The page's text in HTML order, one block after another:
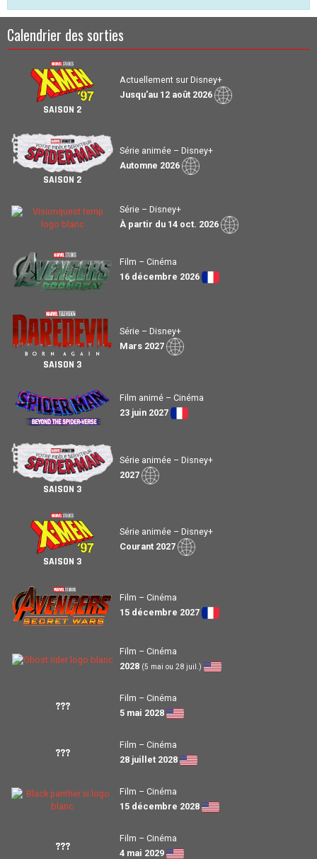
Raccoon,Dave Bautistadans le rôle deDrax,Vin
Dieseldans le rôle de
Cumberbatchdans le rôle deDocteur
Strange
Maximoff / Scarlet Witch,Paul Bettany
deVisionet Josh Brolin dans le rôle de
Calendrier des sorties
SAISON 2
Actuellement sur Disney+
Jusqu'au 12 août 2026
SAISON 2
Série animée – Disney+
Automne 2026
Série – Disney+
À partir du 14 oct. 2026
Film – Cinéma
16 décembre 2026
SAISON 3
Série – Disney+
Mars 2027
Film animé – Cinéma
23 juin 2027
SAISON 3
Série animée – Disney+
2027
SAISON 3
Série animée – Disney+
Courant 2027
Film – Cinéma
15 décembre 2027
Film – Cinéma
2028 (5 mai ou 28 juil.)
???
Film – Cinéma
5 mai 2028
???
Film – Cinéma
28 juillet 2028
Film – Cinéma
15 décembre 2028
???
Film – Cinéma
4 mai 2029